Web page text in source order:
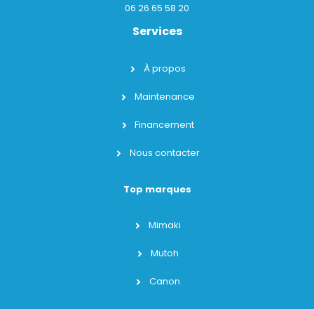
06 26 65 58 20
Services
À propos
Maintenance
Financement
Nous contacter
Top marques
Mimaki
Mutoh
Canon